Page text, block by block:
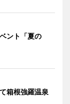
ント「夏の
箱根強羅温泉